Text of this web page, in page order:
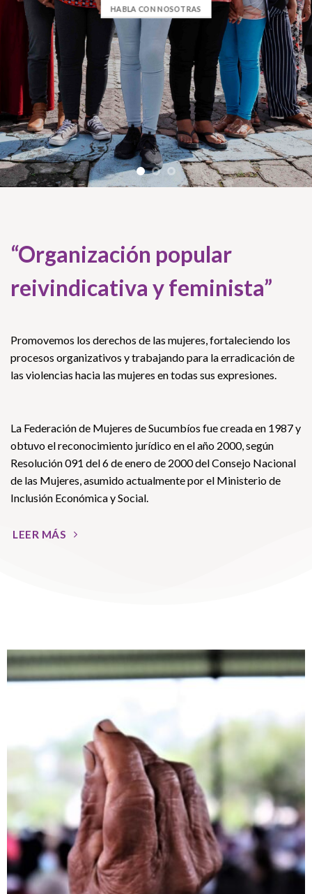
HABLA CON NOSOTRAS
“Organización popular
reivindicativa y feminista”
Promovemos los derechos de las mujeres, fortaleciendo los
procesos organizativos y trabajando para la erradicación de
las violencias hacia las mujeres en todas sus expresiones.
La Federación de Mujeres de Sucumbíos fue creada en 1987 y
obtuvo el reconocimiento jurídico en el año 2000, según
Resolución 091 del 6 de enero de 2000 del Consejo Nacional
de las Mujeres, asumido actualmente por el Ministerio de
Inclusión Económica y Social.
LEER MÁS